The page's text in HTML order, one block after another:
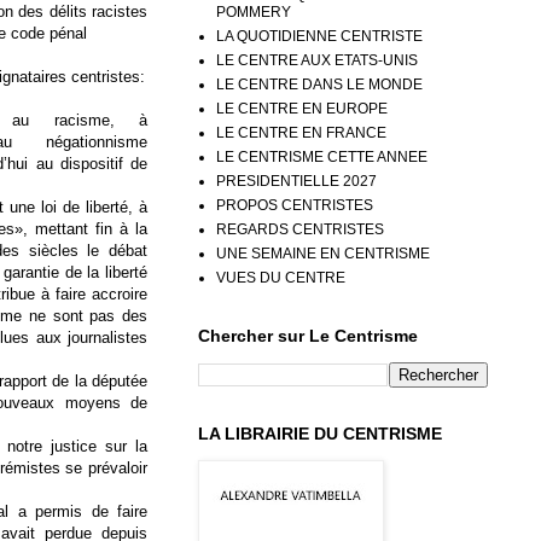
des délits racistes
code pénal
centristes:
racisme, à
négationnisme
au dispositif de
une loi de liberté, à
mettant fin à la
siècles le débat
de la liberté
à faire accroire
ne sont pas des
aux journalistes
de la députée
moyens de
notre justice sur la
se prévaloir
a permis de faire
perdue depuis
POMMERY
LA QUOTIDIENNE CENTRISTE
LE CENTRE AUX ETATS-UNIS
LE CENTRE DANS LE MONDE
LE CENTRE EN EUROPE
LE CENTRE EN FRANCE
LE CENTRISME CETTE ANNEE
PRESIDENTIELLE 2027
PROPOS CENTRISTES
REGARDS CENTRISTES
UNE SEMAINE EN CENTRISME
VUES DU CENTRE
Chercher sur Le Centrisme
LA LIBRAIRIE DU CENTRISME